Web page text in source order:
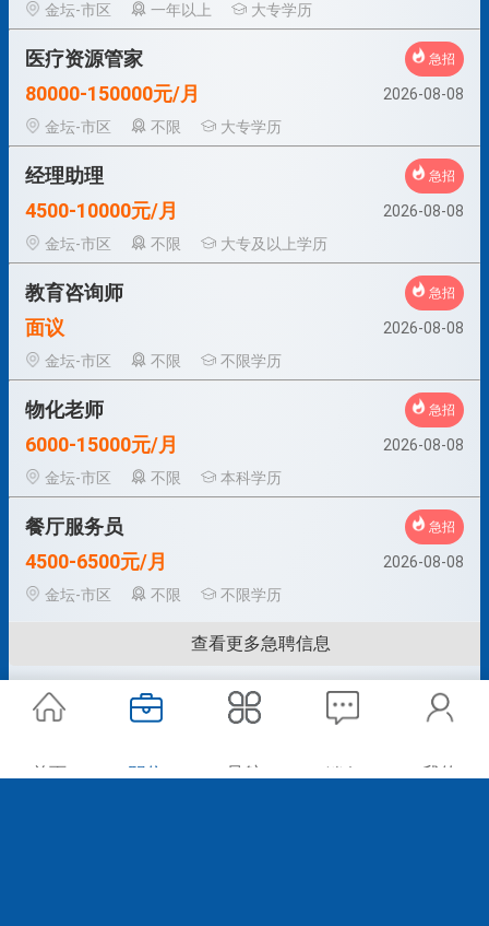
金坛-市区
一年以上 大专学历
医疗资源管家 急招
80000-150000元/月
2026-08-08
金坛-市区
不限 大专学历
经理助理 急招
4500-10000元/月
2026-08-08
金坛-市区
不限 大专及以上学历
教育咨询师 急招
面议
2026-08-08
金坛-市区
不限 不限学历
物化老师 急招
6000-15000元/月
2026-08-08
金坛-市区
不限 本科学历
餐厅服务员 急招
4500-6500元/月
2026-08-08
金坛-市区
不限 不限学历
查看更多急聘信息
首页 职位 导航 消息 我的